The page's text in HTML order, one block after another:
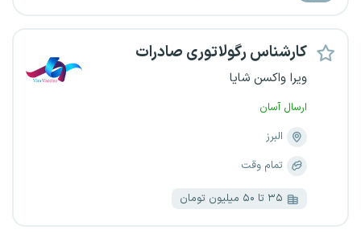
کارشناس رگولاتوری صادرات
ویرا واکسن شایا
ارسال آسان
البرز
تمام وقت
۳۵ تا ۵۰ میلیون تومان